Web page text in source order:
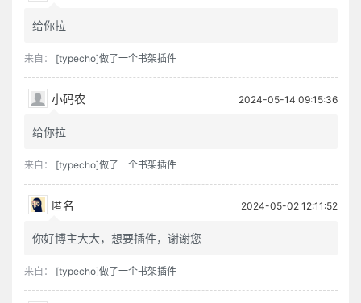
给你拉
来自： [typecho]做了一个书架插件
小码农 2024-05-14 09:15:36
给你拉
来自： [typecho]做了一个书架插件
匿名 2024-05-02 12:11:52
你好博主大大，想要插件，谢谢您
来自： [typecho]做了一个书架插件